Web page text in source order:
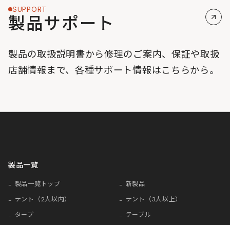
SUPPORT
製品サポート
製品の取扱説明書から修理のご案内、保証や取扱
店舗情報まで、各種サポート情報はこちらから。
製品一覧
製品一覧トップ
新製品
テント（2人以内）
テント（3人以上）
タープ
テーブル